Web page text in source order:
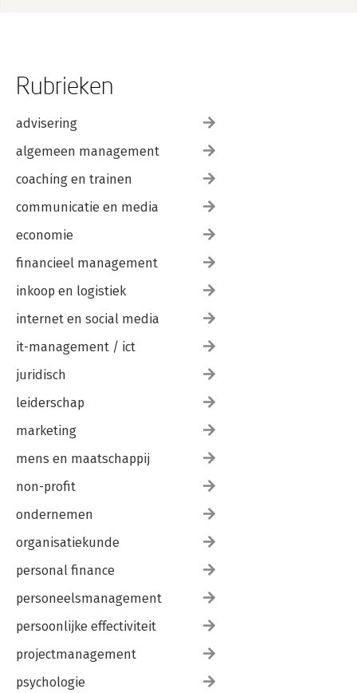
Rubrieken
advisering
algemeen management
coaching en trainen
communicatie en media
economie
financieel management
inkoop en logistiek
internet en social media
it-management / ict
juridisch
leiderschap
marketing
mens en maatschappij
non-profit
ondernemen
organisatiekunde
personal finance
personeelsmanagement
persoonlijke effectiviteit
projectmanagement
psychologie